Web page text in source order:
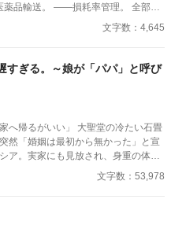
送。 ――損耗率管理。 全部、
！」 ……逆にお聞きしま
の辺境伯にだけ価値を見抜かれ、 人
――！
文字数：4,645
すぎる。～娘が「パパ」と呼び
へ帰るがいい」 大聖堂の冷たい石畳
然「婚姻は最初から無かった」と宣
ア。実家にも見放され、身重の体で
女は、絶望のどん底で愛娘クララを
文字数：53,978